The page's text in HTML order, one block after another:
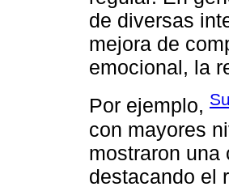
de diversas
mejora de
emocional, la
Por ejemplo,
con mayores
mostraron una
destacando el